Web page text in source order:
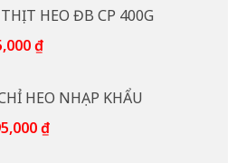
HEO ĐB CP 400G
₫.
₫Giá
là:
55,000 ₫.
HEO NHẠP KHẨU
₫Giá